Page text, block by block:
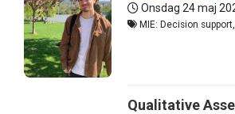
Onsdag 24 maj
MIE: Decision
Qualitative